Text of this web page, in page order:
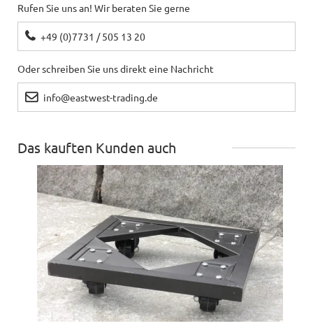
Rufen Sie uns an! Wir beraten Sie gerne
+49 (0)7731 / 505 13 20
Oder schreiben Sie uns direkt eine Nachricht
info@eastwest-trading.de
Das kauften Kunden auch